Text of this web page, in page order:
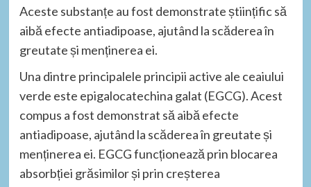
Aceste substanțe au fost demonstrate științific să
aibă efecte antiadipoase, ajutând la scăderea în
greutate și menținerea ei.
Una dintre principalele principii active ale ceaiului
verde este epigalocatechina galat (EGCG). Acest
compus a fost demonstrat să aibă efecte
antiadipoase, ajutând la scăderea în greutate și
menținerea ei. EGCG funcționează prin blocarea
absorbției grăsimilor și prin creșterea